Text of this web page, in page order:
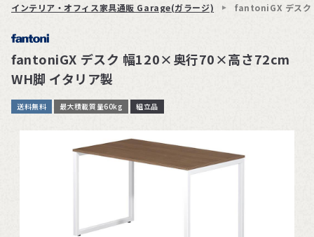
インテリア・オフィス家具通販 Garage(ガラージ) fantoniGX デスク
fantoniGX デスク 幅120×奥行70×高さ72cm
WH脚 イタリア製
送料無料 最大積載質量60kg 組立品